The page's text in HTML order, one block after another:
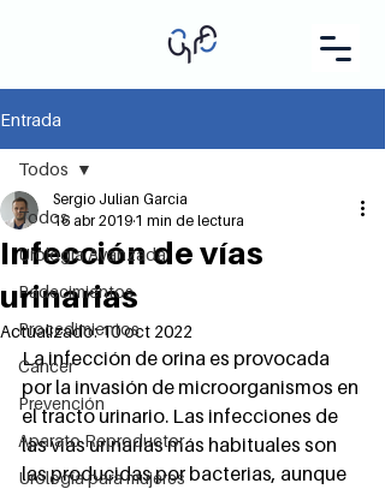
Entrada
Todos
Urología Avanzada
Padecimientos
Procedimientos
Cáncer
Prevención
Aparato Reproductor
Urología para mujeres
Todos
Infección de vías
urinarias​
Sergio Julian Garcia
16 abr 2019 1 min de lectura
Actualizado:10 oct 2022
La infección de orina es provocada
por la invasión de microorganismos en
el tracto urinario. Las infecciones de
las vías urinarias más habituales son
las producidas por bacterias, aunque